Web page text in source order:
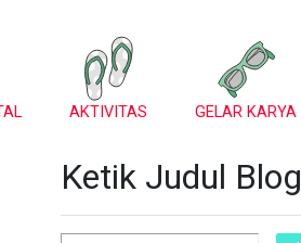
AKTIVITAS GELAR KARYA
Ketik Judul Blog